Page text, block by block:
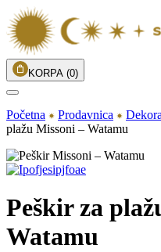
KORPA (0)
Početna Prodavnica
plažu Missoni – Watamu
Peškir za
Watamu